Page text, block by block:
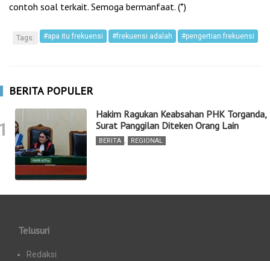
contoh soal terkait. Semoga bermanfaat. (*)
Tags: #apa itu frekuensi #frekuensi adalah #pengertian frekuensi
BERITA POPULER
Hakim Ragukan Keabsahan PHK Torganda,
Surat Panggilan Diteken Orang Lain
BERITA , REGIONAL
Telusuri
Redaksi